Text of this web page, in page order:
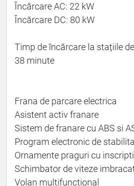
Încărcare AC: 22 kW
Încărcare DC: 80 kW
Timp de încărcare la stațiile
38 minute
Frana de parcare electrica
Asistent activ franare
Sistem de franare cu ABS si
Program electronic de
Ornamente praguri cu
Schimbator de viteze
Volan multifunctional